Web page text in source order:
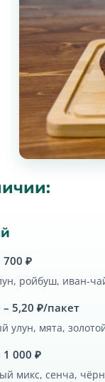
700 ₽
ройбуш, иван-
5,20 ₽/пакет
улун, мята,
1 000 ₽
микс, сенча,